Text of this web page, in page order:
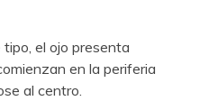
el ojo presenta
en la periferia
al centro.